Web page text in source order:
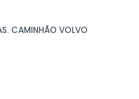
CAMINHÃO VOLVO